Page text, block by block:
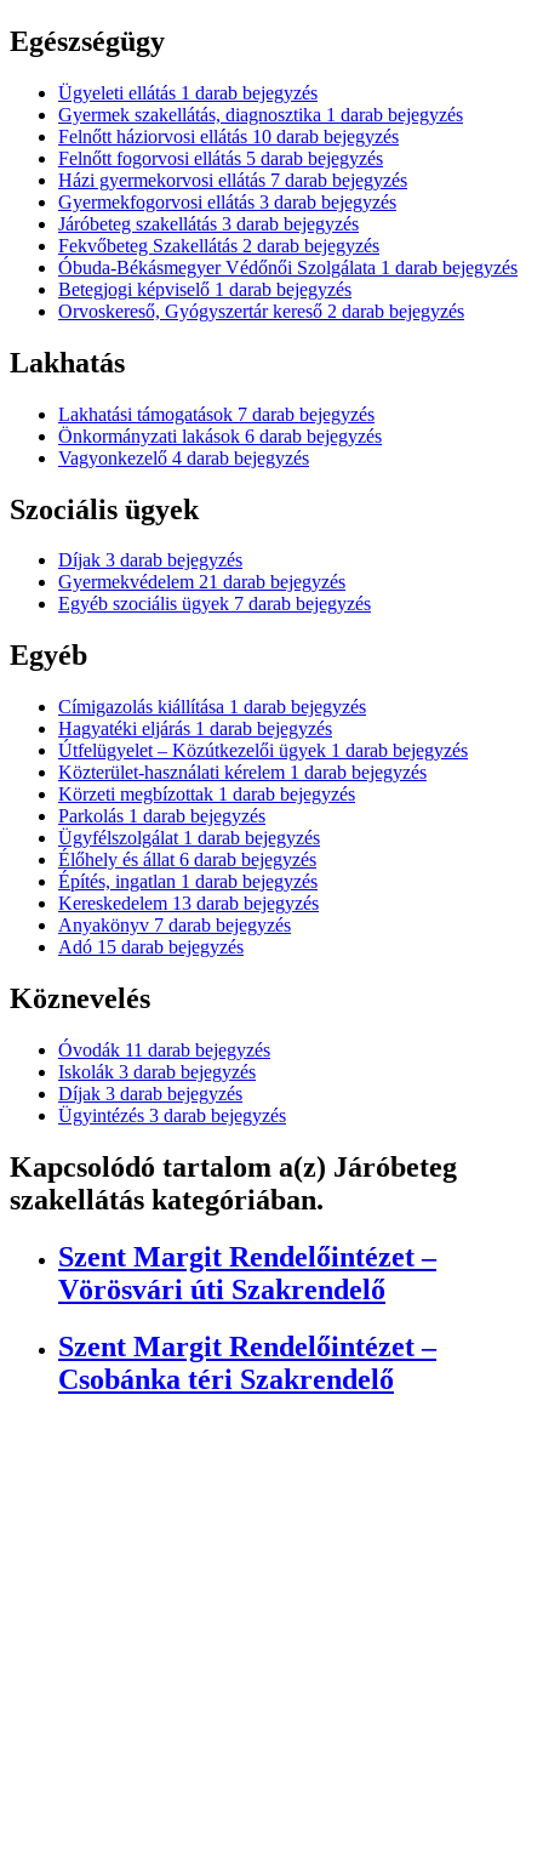
Egészségügy
Ügyeleti ellátás 1 darab bejegyzés
Gyermek szakellátás, diagnosztika 1 darab bejegyzés
Felnőtt háziorvosi ellátás 10 darab bejegyzés
Felnőtt fogorvosi ellátás 5 darab bejegyzés
Házi gyermekorvosi ellátás 7 darab bejegyzés
Gyermekfogorvosi ellátás 3 darab bejegyzés
Járóbeteg szakellátás 3 darab bejegyzés
Fekvőbeteg Szakellátás 2 darab bejegyzés
Óbuda-Békásmegyer Védőnői Szolgálata 1 darab bejegyzés
Betegjogi képviselő 1 darab bejegyzés
Orvoskereső, Gyógyszertár kereső 2 darab bejegyzés
Lakhatás
Lakhatási támogatások 7 darab bejegyzés
Önkormányzati lakások 6 darab bejegyzés
Vagyonkezelő 4 darab bejegyzés
Szociális ügyek
Díjak 3 darab bejegyzés
Gyermekvédelem 21 darab bejegyzés
Egyéb szociális ügyek 7 darab bejegyzés
Egyéb
Címigazolás kiállítása 1 darab bejegyzés
Hagyatéki eljárás 1 darab bejegyzés
Útfelügyelet – Közútkezelői ügyek 1 darab bejegyzés
Közterület-használati kérelem 1 darab bejegyzés
Körzeti megbízottak 1 darab bejegyzés
Parkolás 1 darab bejegyzés
Ügyfélszolgálat 1 darab bejegyzés
Élőhely és állat 6 darab bejegyzés
Építés, ingatlan 1 darab bejegyzés
Kereskedelem 13 darab bejegyzés
Anyakönyv 7 darab bejegyzés
Adó 15 darab bejegyzés
Köznevelés
Óvodák 11 darab bejegyzés
Iskolák 3 darab bejegyzés
Díjak 3 darab bejegyzés
Ügyintézés 3 darab bejegyzés
Kapcsolódó tartalom a(z) Járóbeteg
szakellátás kategóriában.
Szent Margit Rendelőintézet –
Vörösvári úti Szakrendelő
Szent Margit Rendelőintézet –
Csobánka téri Szakrendelő